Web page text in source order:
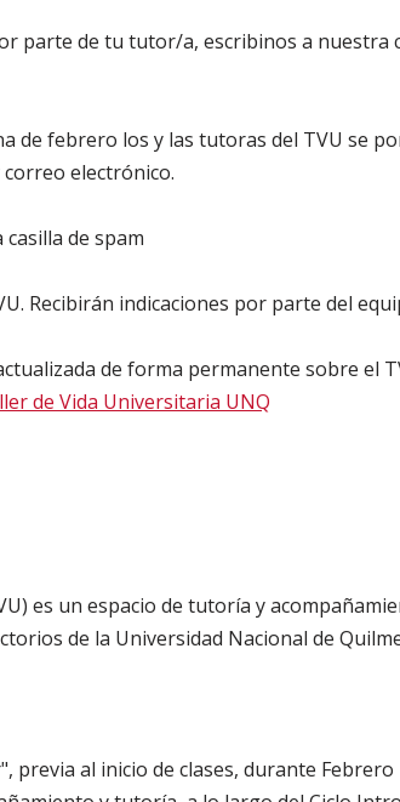
parte de tu tutor/a, escribinos a nuestra
de febrero los y las tutoras del TVU se
electrónico.
de spam
Recibirán indicaciones por parte del
de forma permanente sobre el
de Vida Universitaria UNQ
es un espacio de tutoría y
de la Universidad Nacional de
previa al inicio de clases, durante Febrero